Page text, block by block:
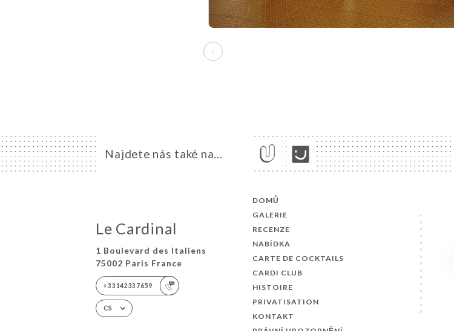
Najdete nás také na...
Le Cardinal
1 Boulevard des Italiens
75002 Paris France
+33142337659
CS
DOMŮ
GALERIE
RECENZE
NABÍDKA
CARTE DE COCKTAILS
CARDI CLUB
HISTOIRE
PRIVATISATION
KONTAKT